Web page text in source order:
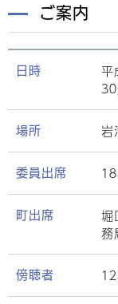
ご案内
日時
平
３
場所 岩
委員出席 １
町出席
堀
務
傍聴者 １